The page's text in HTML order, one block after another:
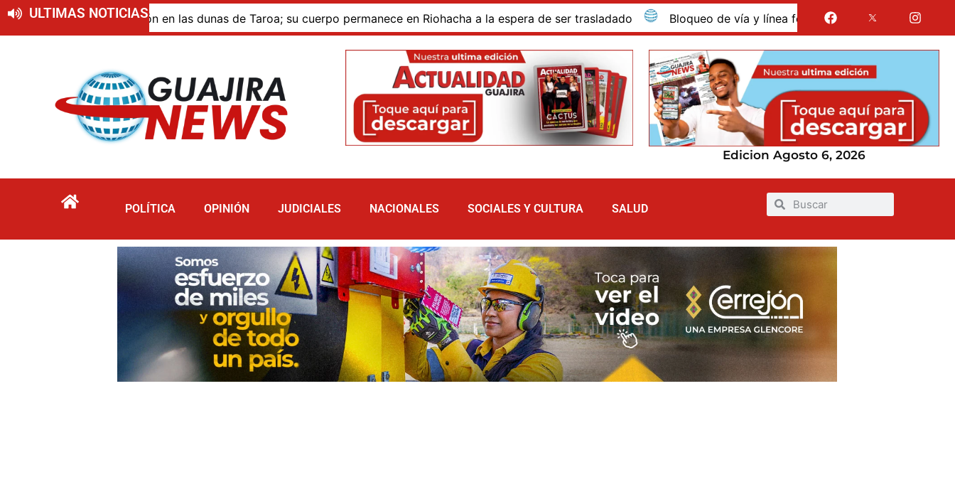
ULTIMAS NOTICIAS
por inmersión en las dunas de Taroa; su cuerpo permanece en Riohacha a la espera de ser trasladado Bloqueo de vía y línea férrea en Albania por presunto
Edicion Agosto 6, 2026
POLÍTICA OPINIÓN JUDICIALES NACIONALES SOCIALES Y CULTURA SALUD